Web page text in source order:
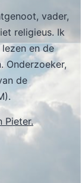
vader,
religieus. Ik
en de
Onderzoeker,
de
Pieter.